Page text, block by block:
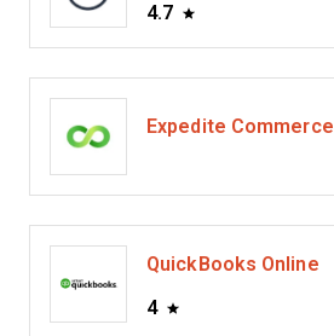
4.7
Expedite Commerce
QuickBooks Online
4